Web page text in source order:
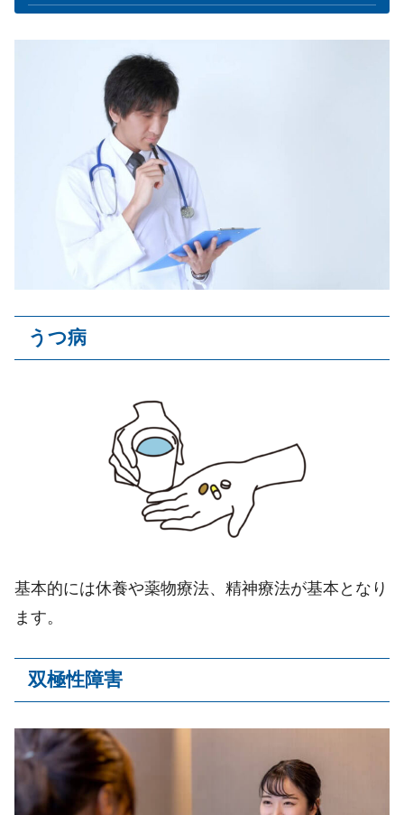
うつ病
基本的には休養や薬物療法、精神療法が基本となり
ます。
双極性障害